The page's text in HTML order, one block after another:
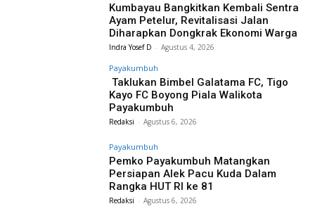
Kumbayau Bangkitkan Kembali Sentra
Ayam Petelur, Revitalisasi Jalan
Diharapkan Dongkrak Ekonomi Warga
Indra Yosef D - Agustus 4, 2026
Payakumbuh
Taklukan Bimbel Galatama FC, Tigo
Kayo FC Boyong Piala Walikota
Payakumbuh
Redaksi - Agustus 6, 2026
Payakumbuh
Pemko Payakumbuh Matangkan
Persiapan Alek Pacu Kuda Dalam
Rangka HUT RI ke 81
Redaksi - Agustus 6, 2026